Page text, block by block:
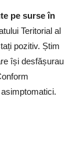
pe surse în
Teritorial al
pozitiv. Știm
își desfășurau